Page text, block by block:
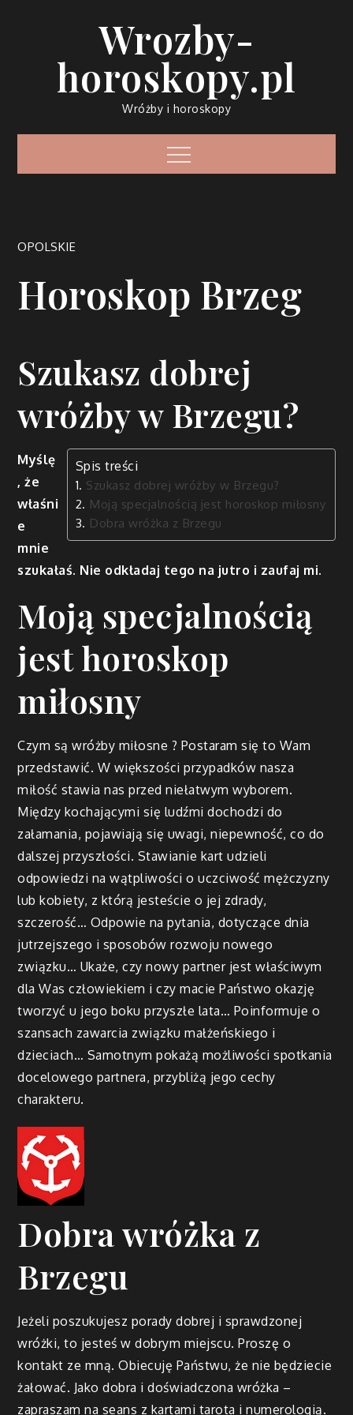
Wrozby-
horoskopy.pl
Wróżby i horoskopy
Menu
OPOLSKIE
Horoskop Brzeg
Szukasz dobrej
wróżby w Brzegu?
Spis treści
Szukasz dobrej wróżby w Brzegu?
Moją specjalnością jest horoskop miłosny
Dobra wróżka z Brzegu
Myślę
, że
właśni
e
mnie
szukałaś. Nie odkładaj tego na jutro i zaufaj mi.
Moją specjalnością
jest horoskop
miłosny
Czym są wróżby miłosne ? Postaram się to Wam
przedstawić. W większości przypadków nasza
miłość stawia nas przed niełatwym wyborem.
Między kochającymi się ludźmi dochodzi do
załamania, pojawiają się uwagi, niepewność, co do
dalszej przyszłości. Stawianie kart udzieli
odpowiedzi na wątpliwości o uczciwość mężczyzny
lub kobiety, z którą jesteście o jej zdrady,
szczerość… Odpowie na pytania, dotyczące dnia
jutrzejszego i sposobów rozwoju nowego
związku… Ukaże, czy nowy partner jest właściwym
dla Was człowiekiem i czy macie Państwo okazję
tworzyć u jego boku przyszłe lata… Poinformuje o
szansach zawarcia związku małżeńskiego i
dzieciach… Samotnym pokażą możliwości spotkania
docelowego partnera, przybliżą jego cechy
charakteru.
Dobra wróżka z
Brzegu
Jeżeli poszukujesz porady dobrej i sprawdzonej
wróżki, to jesteś w dobrym miejscu. Proszę o
kontakt ze mną. Obiecuję Państwu, że nie będziecie
żałować. Jako dobra i doświadczona wróżka –
zapraszam na seans z kartami tarota i numerologią.